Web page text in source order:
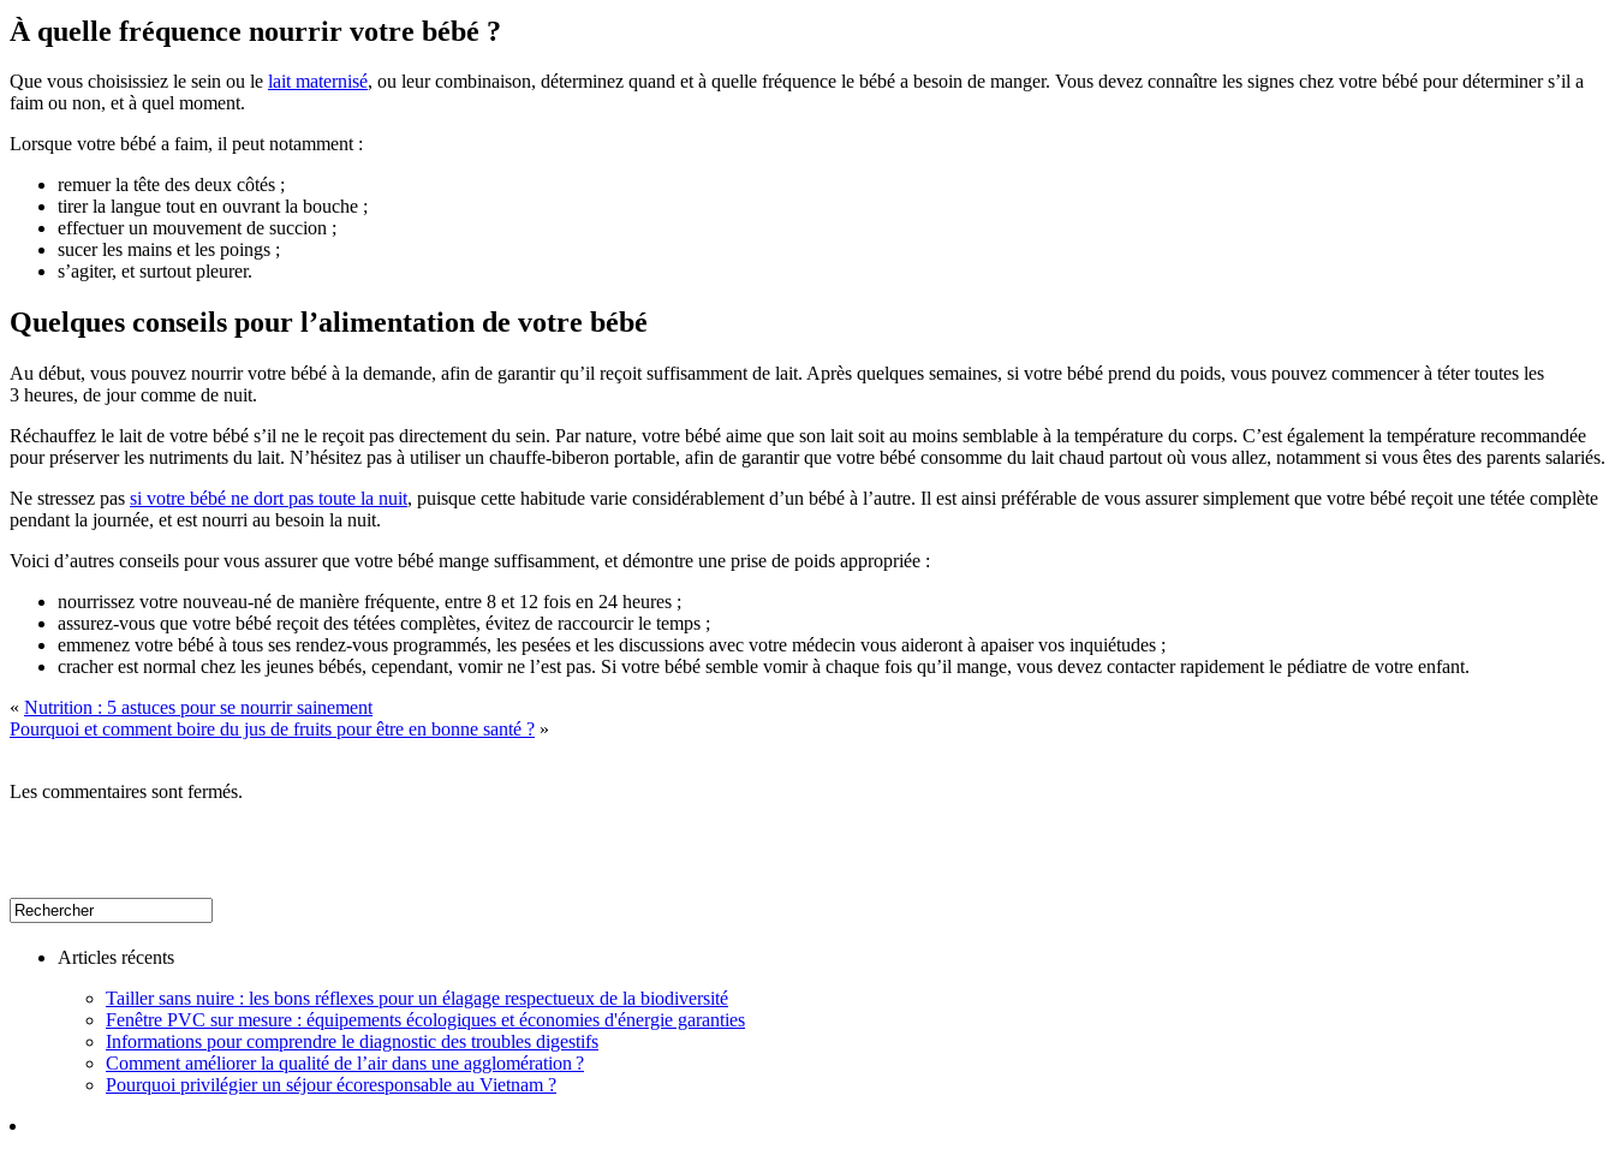
À quelle fréquence nourrir votre bébé ?
Que vous choisissiez le sein ou le lait maternisé, ou leur combinaison, déterminez quand et à quelle fréquence le bébé a besoin de manger. Vous devez connaître les signes chez votre bébé pour déterminer s’il a
faim ou non, et à quel moment.
Lorsque votre bébé a faim, il peut notamment :
remuer la tête des deux côtés ;
tirer la langue tout en ouvrant la bouche ;
effectuer un mouvement de succion ;
sucer les mains et les poings ;
s’agiter, et surtout pleurer.
Quelques conseils pour l’alimentation de votre bébé
Au début, vous pouvez nourrir votre bébé à la demande, afin de garantir qu’il reçoit suffisamment de lait. Après quelques semaines, si votre bébé prend du poids, vous pouvez commencer à téter toutes les
3 heures, de jour comme de nuit.
Réchauffez le lait de votre bébé s’il ne le reçoit pas directement du sein. Par nature, votre bébé aime que son lait soit au moins semblable à la température du corps. C’est également la température recommandée
pour préserver les nutriments du lait. N’hésitez pas à utiliser un chauffe-biberon portable, afin de garantir que votre bébé consomme du lait chaud partout où vous allez, notamment si vous êtes des parents salariés.
Ne stressez pas si votre bébé ne dort pas toute la nuit, puisque cette habitude varie considérablement d’un bébé à l’autre. Il est ainsi préférable de vous assurer simplement que votre bébé reçoit une tétée complète
pendant la journée, et est nourri au besoin la nuit.
Voici d’autres conseils pour vous assurer que votre bébé mange suffisamment, et démontre une prise de poids appropriée :
nourrissez votre nouveau-né de manière fréquente, entre 8 et 12 fois en 24 heures ;
assurez-vous que votre bébé reçoit des tétées complètes, évitez de raccourcir le temps ;
emmenez votre bébé à tous ses rendez-vous programmés, les pesées et les discussions avec votre médecin vous aideront à apaiser vos inquiétudes ;
cracher est normal chez les jeunes bébés, cependant, vomir ne l’est pas. Si votre bébé semble vomir à chaque fois qu’il mange, vous devez contacter rapidement le pédiatre de votre enfant.
« Nutrition : 5 astuces pour se nourrir sainement
Pourquoi et comment boire du jus de fruits pour être en bonne santé ? »
Les commentaires sont fermés.
Articles récents
Tailler sans nuire : les bons réflexes pour un élagage respectueux de la biodiversité
Fenêtre PVC sur mesure : équipements écologiques et économies d'énergie garanties
Informations pour comprendre le diagnostic des troubles digestifs
Comment améliorer la qualité de l’air dans une agglomération ?
Pourquoi privilégier un séjour écoresponsable au Vietnam ?